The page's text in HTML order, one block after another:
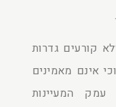
קורעים גדרות
אינם מאמינים
המעיינות